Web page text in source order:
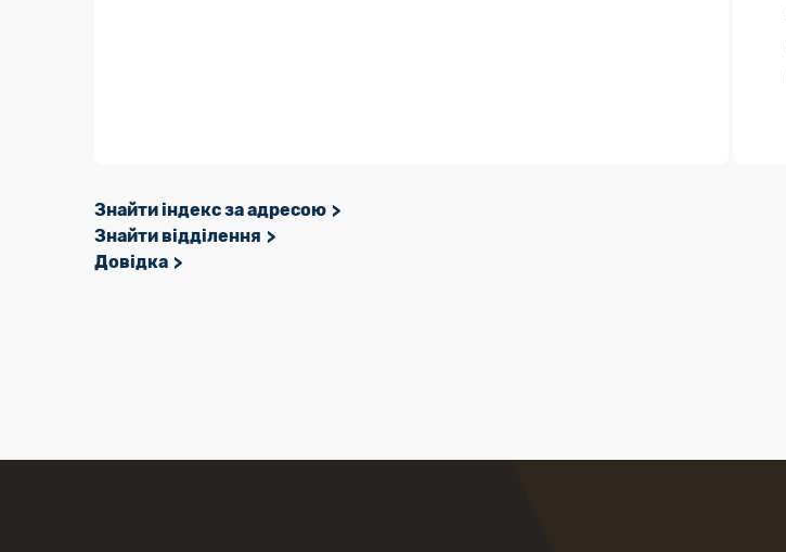
Знайти індекс за адресою
Знайти відділення
Довідка